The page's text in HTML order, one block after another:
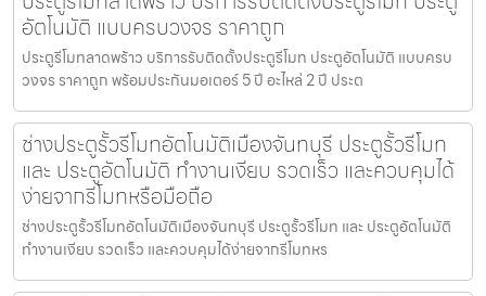
อัตโนมัติ แบบครบวงจร ราคาถูก
ประตูรีโมทลาดพร้าว บริการรับติดตั้งประตูรีโมท ประตูอัตโนมัติ แบบครบ
วงจร ราคาถูก พร้อมประกันมอเตอร์ 5 ปี อะไหล่ 2 ปี ประต
ช่างประตูรั้วรีโมทอัตโนมัติเมืองจันทบุรี ประตูรั้วรีโมท
และ ประตูอัตโนมัติ ทำงานเงียบ รวดเร็ว และควบคุมได้
ง่ายจากรีโมทหรือมือถือ
ช่างประตูรั้วรีโมทอัตโนมัติเมืองจันทบุรี ประตูรั้วรีโมท และ ประตูอัตโนมัติ
ทำงานเงียบ รวดเร็ว และควบคุมได้ง่ายจากรีโมทหร